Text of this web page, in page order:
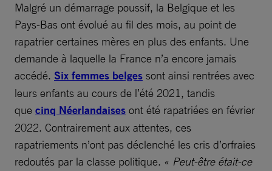
Malgré un démarrage poussif, la Belgique et les
Pays-Bas ont évolué au fil des mois, au point de
rapatrier certaines mères en plus des enfants. Une
demande à laquelle la France n’a encore jamais
accédé. Six femmes belges sont ainsi rentrées avec
leurs enfants au cours de l’été 2021, tandis
que cinq Néerlandaises ont été rapatriées en février
2022. Contrairement aux attentes, ces
rapatriements n’ont pas déclenché les cris d’orfraies
redoutés par la classe politique. « Peut-être était-ce